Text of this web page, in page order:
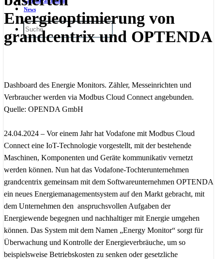
News
Energieoptimierung von
grandcentrix und OPTENDA
Dashboard des Energie Monitors. Zähler, Messeinrichten und
Verbraucher werden via Modbus Cloud Connect angebunden.
Quelle: OPENDA GmbH
24.04.2024 – Vor einem Jahr hat Vodafone mit Modbus Cloud
Connect eine IoT-Technologie vorgestellt, mit der bestehende
Maschinen, Komponenten und Geräte kommunikativ vernetzt
werden können. Nun hat das Vodafone-Tochterunternehmen
grandcentrix gemeinsam mit dem Softwareunternehmen OPTENDA
ein neues Energiemanagementsystem auf den Markt gebracht, mit
dem Unternehmen den anspruchsvollen Aufgaben der
Energiewende begegnen und nachhaltiger mit Energie umgehen
können. Das System mit dem Namen „Energy Monitor“ sorgt für
Überwachung und Kontrolle der Energieverbräuche, um so
beispielsweise Betriebskosten zu senken oder gesetzliche